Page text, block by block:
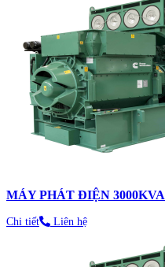
MÁY PHÁT ĐIỆN 3000KVA
Chi tiết Liên hệ